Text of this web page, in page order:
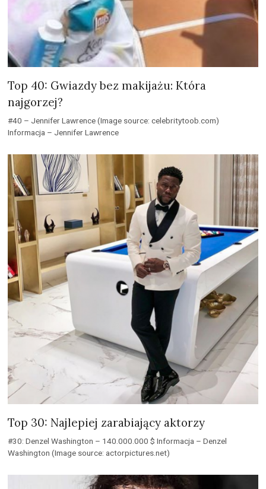
Top 40: Gwiazdy bez makijażu: Która
najgorzej?
#40 – Jennifer Lawrence (Image source: celebritytoob.com)
Informacja – Jennifer Lawrence
Top 30: Najlepiej zarabiający aktorzy
#30: Denzel Washington – 140.000.000 $ Informacja – Denzel
Washington (Image source: actorpictures.net)